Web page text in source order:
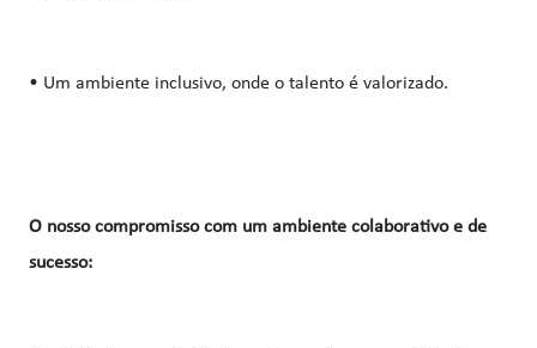
• Um ambiente inclusivo, onde o talento é valorizado.
O nosso compromisso com um ambiente colaborativo e de
sucesso: